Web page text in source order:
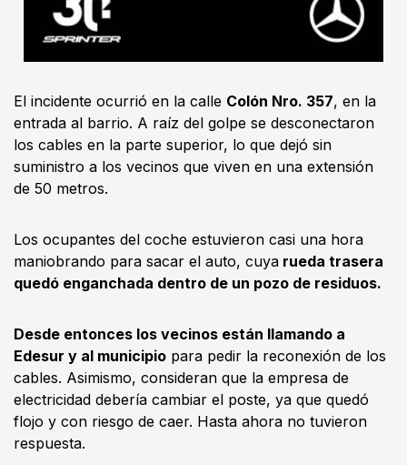
El incidente ocurrió en la calle Colón Nro. 357, en la
entrada al barrio. A raíz del golpe se desconectaron
los cables en la parte superior, lo que dejó sin
suministro a los vecinos que viven en una extensión
de 50 metros.
Los ocupantes del coche estuvieron casi una hora
maniobrando para sacar el auto, cuya rueda trasera
quedó enganchada dentro de un pozo de residuos.
Desde entonces los vecinos están llamando a
Edesur y al municipio para pedir la reconexión de los
cables. Asimismo, consideran que la empresa de
electricidad debería cambiar el poste, ya que quedó
flojo y con riesgo de caer. Hasta ahora no tuvieron
respuesta.